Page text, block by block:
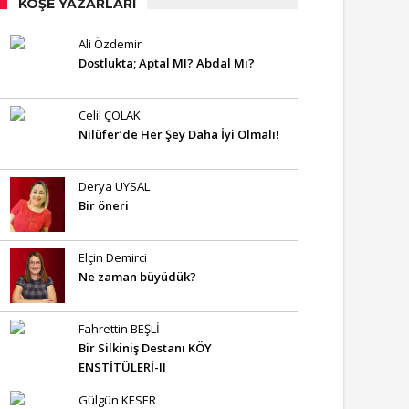
KÖŞE YAZARLARI
Ali Özdemir
Dostlukta; Aptal MI? Abdal Mı?
Celil ÇOLAK
Nilüfer’de Her Şey Daha İyi Olmalı!
Derya UYSAL
Bir öneri
Elçin Demirci
Ne zaman büyüdük?
Fahrettin BEŞLİ
Bir Silkiniş Destanı KÖY
ENSTİTÜLERİ-II
Gülgün KESER